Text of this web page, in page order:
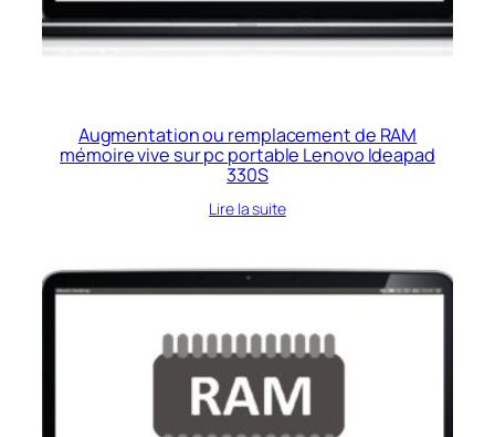
Augmentation ou remplacement de RAM
mémoire vive sur pc portable Lenovo Ideapad
330S
Lire la suite